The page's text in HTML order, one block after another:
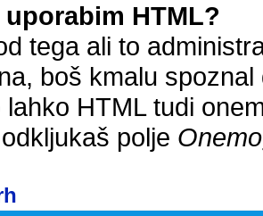
HTML?
tega ali to
boš kmalu
lahko HTML tudi
polje